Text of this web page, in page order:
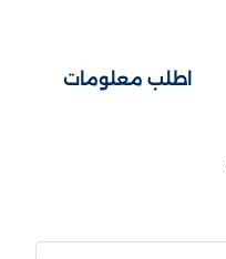
اطلب معلومات